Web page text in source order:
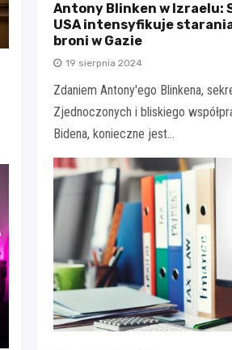
Antony Blinken w Izraelu:
USA intensyfikuje
broni w Gazie
19 sierpnia 2024
Zdaniem Antony'ego Blinkena,
Zjednoczonych i bliskiego
Bidena, konieczne jest…